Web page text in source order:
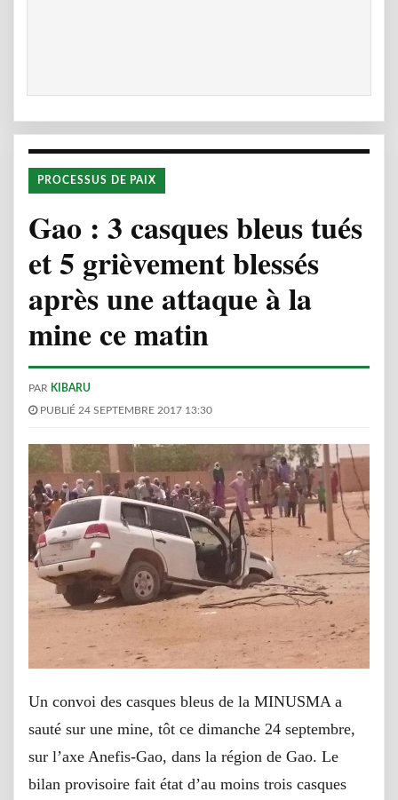
PROCESSUS DE PAIX
Gao : 3 casques bleus tués
et 5 grièvement blessés
après une attaque à la
mine ce matin
PAR KIBARU
PUBLIÉ 24 SEPTEMBRE 2017 13:30
Un convoi des casques bleus de la MINUSMA a
sauté sur une mine, tôt ce dimanche 24 septembre,
sur l’axe Anefis-Gao, dans la région de Gao. Le
bilan provisoire fait état d’au moins trois casques